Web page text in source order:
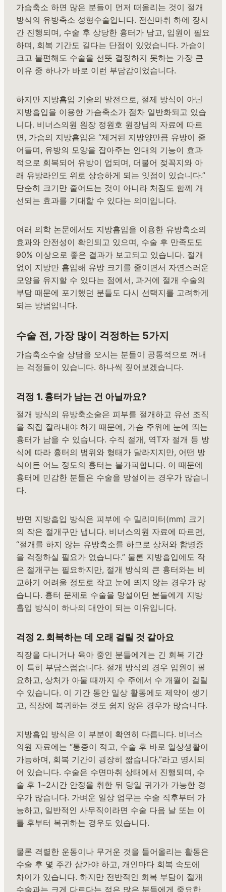
가슴축소 하면 많은 분들이 먼저 떠올리는 것이 절개
방식의 유방축소 성형수술입니다. 전신마취 하에 장시
간 진행되며, 수술 후 상당한 흉터가 남고, 입원이 필요
하며, 회복 기간도 길다는 단점이 있었습니다. 가슴이
크고 불편해도 수술을 선뜻 결정하지 못하는 가장 큰
이유 중 하나가 바로 이런 부담감이었습니다.
하지만 지방흡입 기술의 발전으로, 절제 방식이 아닌
지방흡입을 이용한 가슴축소가 점차 일반화되고 있습
니다. 비너스의원 원장 정원호 원장님의 자료에 따르
면, 가슴의 지방흡입은 “제거된 지방양만큼 유방이 줄
어들며, 유방의 모양을 잡아주는 인대의 기능이 효과
적으로 회복되어 유방이 업되며, 더불어 젖꼭지와 아
래 유방라인도 위로 상승하게 되는 잇점이 있습니다.”
단순히 크기만 줄어드는 것이 아니라 처짐도 함께 개
선되는 효과를 기대할 수 있다는 의미입니다.
여러 의학 논문에서도 지방흡입을 이용한 유방축소의
효과와 안전성이 확인되고 있으며, 수술 후 만족도도
90% 이상으로 좋은 결과가 보고되고 있습니다. 절개
없이 지방만 흡입해 유방 크기를 줄이면서 자연스러운
모양을 유지할 수 있다는 점에서, 과거에 절개 수술의
부담 때문에 포기했던 분들도 다시 선택지를 고려하게
되는 방법입니다.
수술 전, 가장 많이 걱정하는 5가지
가슴축소수술 상담을 오시는 분들이 공통적으로 꺼내
는 걱정들이 있습니다. 하나씩 짚어보겠습니다.
걱정 1. 흉터가 남는 건 아닐까요?
절개 방식의 유방축소술은 피부를 절개하고 유선 조직
을 직접 잘라내야 하기 때문에, 가슴 주위에 눈에 띄는
흉터가 남을 수 있습니다. 수직 절개, 역T자 절개 등 방
식에 따라 흉터의 범위와 형태가 달라지지만, 어떤 방
식이든 어느 정도의 흉터는 불가피합니다. 이 때문에
흉터에 민감한 분들은 수술을 망설이는 경우가 많습니
다.
반면 지방흡입 방식은 피부에 수 밀리미터(mm) 크기
의 작은 절개구만 냅니다. 비너스의원 자료에 따르면,
“절개를 하지 않는 유방축소를 하므로 상처와 합병증
을 걱정하실 필요가 없습니다.” 물론 지방흡입에도 작
은 절개구는 필요하지만, 절개 방식의 큰 흉터와는 비
교하기 어려울 정도로 작고 눈에 띄지 않는 경우가 많
습니다. 흉터 문제로 수술을 망설이던 분들에게 지방
흡입 방식이 하나의 대안이 되는 이유입니다.
걱정 2. 회복하는 데 오래 걸릴 것 같아요
직장을 다니거나 육아 중인 분들에게는 긴 회복 기간
이 특히 부담스럽습니다. 절개 방식의 경우 입원이 필
요하고, 상처가 아물 때까지 수 주에서 수 개월이 걸릴
수 있습니다. 이 기간 동안 일상 활동에도 제약이 생기
고, 직장에 복귀하는 것도 쉽지 않은 경우가 많습니다.
지방흡입 방식은 이 부분이 확연히 다릅니다. 비너스
의원 자료에는 “통증이 적고, 수술 후 바로 일상생활이
가능하며, 회복 기간이 굉장히 짧습니다.”라고 명시되
어 있습니다. 수술은 수면마취 상태에서 진행되며, 수
술 후 1~2시간 안정을 취한 뒤 당일 귀가가 가능한 경
우가 많습니다. 가벼운 일상 업무는 수술 직후부터 가
능하고, 일반적인 사무직이라면 수술 다음 날 또는 이
틀 후부터 복귀하는 경우도 있습니다.
물론 격렬한 운동이나 무거운 것을 들어올리는 활동은
수술 후 몇 주간 삼가야 하고, 개인마다 회복 속도에
차이가 있습니다. 하지만 전반적인 회복 부담이 절개
수술과는 크게 다르다는 점은 많은 분들에게 중요한